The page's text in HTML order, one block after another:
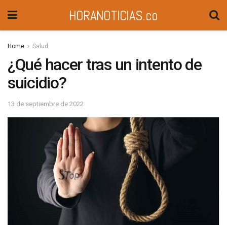
HORANOTICIAS.co
Home Salud
¿Qué hacer tras un intento de
suicidio?
13 de septiembre de 2022